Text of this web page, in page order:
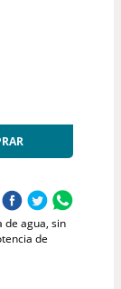
de agua, sin
de